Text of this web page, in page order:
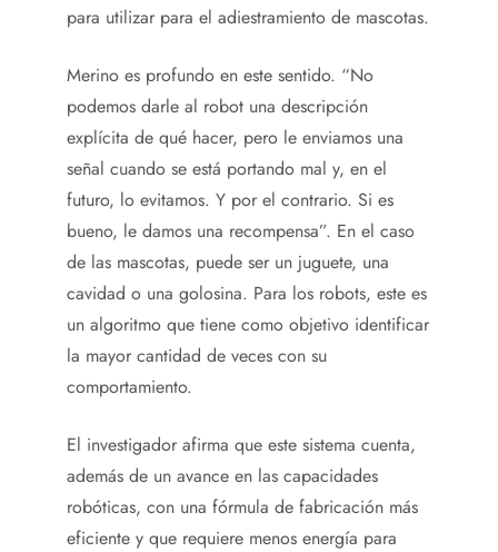
para utilizar para el adiestramiento de mascotas.
Merino es profundo en este sentido. “No
podemos darle al robot una descripción
explícita de qué hacer, pero le enviamos una
señal cuando se está portando mal y, en el
futuro, lo evitamos. Y por el contrario. Si es
bueno, le damos una recompensa”. En el caso
de las mascotas, puede ser un juguete, una
cavidad o una golosina. Para los robots, este es
un algoritmo que tiene como objetivo identificar
la mayor cantidad de veces con su
comportamiento.
El investigador afirma que este sistema cuenta,
además de un avance en las capacidades
robóticas, con una fórmula de fabricación más
eficiente y que requiere menos energía para